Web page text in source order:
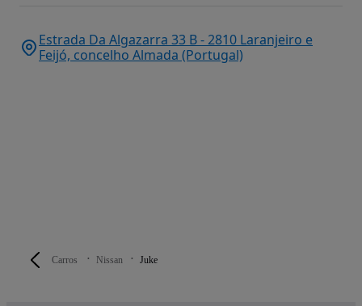
Carros Nissan Juke
Estrada Da Algazarra 33 B - 2810 Laranjeiro e
Feijó, concelho Almada (Portugal)